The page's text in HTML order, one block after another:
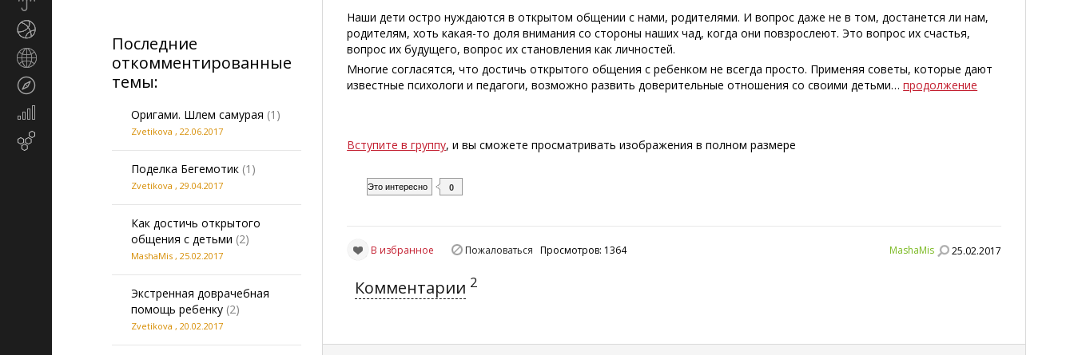
Последние
откомментированные
темы:
Оригами. Шлем самурая (1)
Zvetikova , 22.06.2017
Поделка Бегемотик (1)
Zvetikova , 29.04.2017
Как достичь открытого
общения с детьми (2)
MashaMis , 25.02.2017
Экстренная доврачебная
помощь ребенку (2)
Zvetikova , 20.02.2017
Наши дети остро нуждаются в открытом общении с нами, родителями. И вопрос даже не в том, достанется ли нам,
родителям, хоть какая-то доля внимания со стороны наших чад, когда они повзрослеют. Это вопрос их счастья,
вопрос их будущего, вопрос их становления как личностей.
Многие согласятся, что достичь открытого общения с ребенком не всегда просто. Применяя советы, которые дают
известные психологи и педагоги, возможно развить доверительные отношения со своими детьми…продолжение
Вступите в группу, и вы сможете просматривать изображения в полном размере
Это интересно 0
MashaMis 25.02.2017
В избранное Пожаловаться Просмотров: 1364
Комментарии 2